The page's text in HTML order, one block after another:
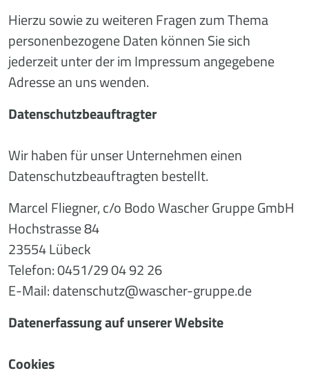
Hierzu sowie zu weiteren Fragen zum Thema
personenbezogene Daten können Sie sich
jederzeit unter der im Impressum angegebene
Adresse an uns wenden.
Datenschutzbeauftragter
Wir haben für unser Unternehmen einen
Datenschutzbeauftragten bestellt.
Marcel Fliegner, c/o Bodo Wascher Gruppe GmbH
Hochstrasse 84
23554 Lübeck
Telefon: 0451/29 04 92 26
E-Mail: datenschutz@wascher-gruppe.de
Datenerfassung auf unserer Website
Cookies